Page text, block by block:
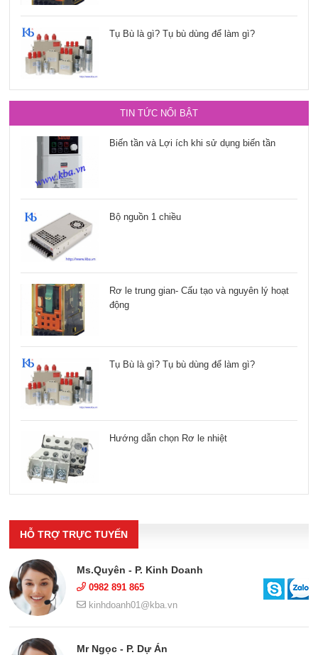
Tụ Bù là gì? Tụ bù dùng để làm gì?
TIN TỨC NỔI BẬT
Biến tần và Lợi ích khi sử dụng biến tần
Bộ nguồn 1 chiều
Rơ le trung gian- Cấu tạo và nguyên lý hoạt
động
Tụ Bù là gì? Tụ bù dùng để làm gì?
Hướng dẫn chọn Rơ le nhiệt
HỖ TRỢ TRỰC TUYẾN
Ms.Quyên - P. Kinh Doanh
0982 891 865
kinhdoanh01@kba.vn
Mr Ngọc - P. Dự Án